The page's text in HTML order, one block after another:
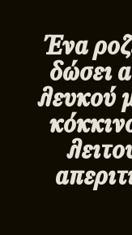
Ένα
δώσει
λευκού